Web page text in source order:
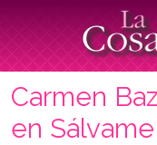
Carmen
en